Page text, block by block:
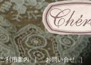
ご利用案内｜ お問い合せ｜